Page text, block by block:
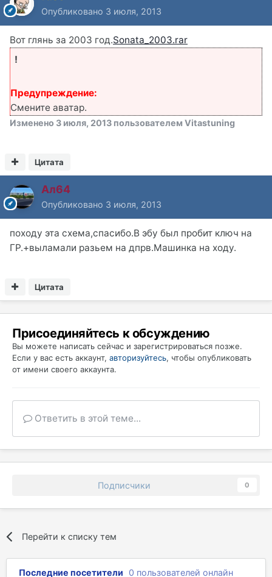
Опубликовано 3 июля, 2013
Вот глянь за 2003 год.Sonata_2003.rar
!
Предупреждение:
Смените аватар.
Изменено 3 июля, 2013 пользователем Vitastuning
Цитата
Ал64
Опубликовано 3 июля, 2013
походу эта схема,спасибо.В эбу был пробит ключ на
ГР.+выламали разьем на дпрв.Машинка на ходу.
Цитата
Присоединяйтесь к обсуждению
Вы можете написать сейчас и зарегистрироваться позже.
Если у вас есть аккаунт, авторизуйтесь, чтобы опубликовать
от имени своего аккаунта.
Ответить в этой теме...
Подписчики 0
Перейти к списку тем
Последние посетители 0 пользователей онлайн